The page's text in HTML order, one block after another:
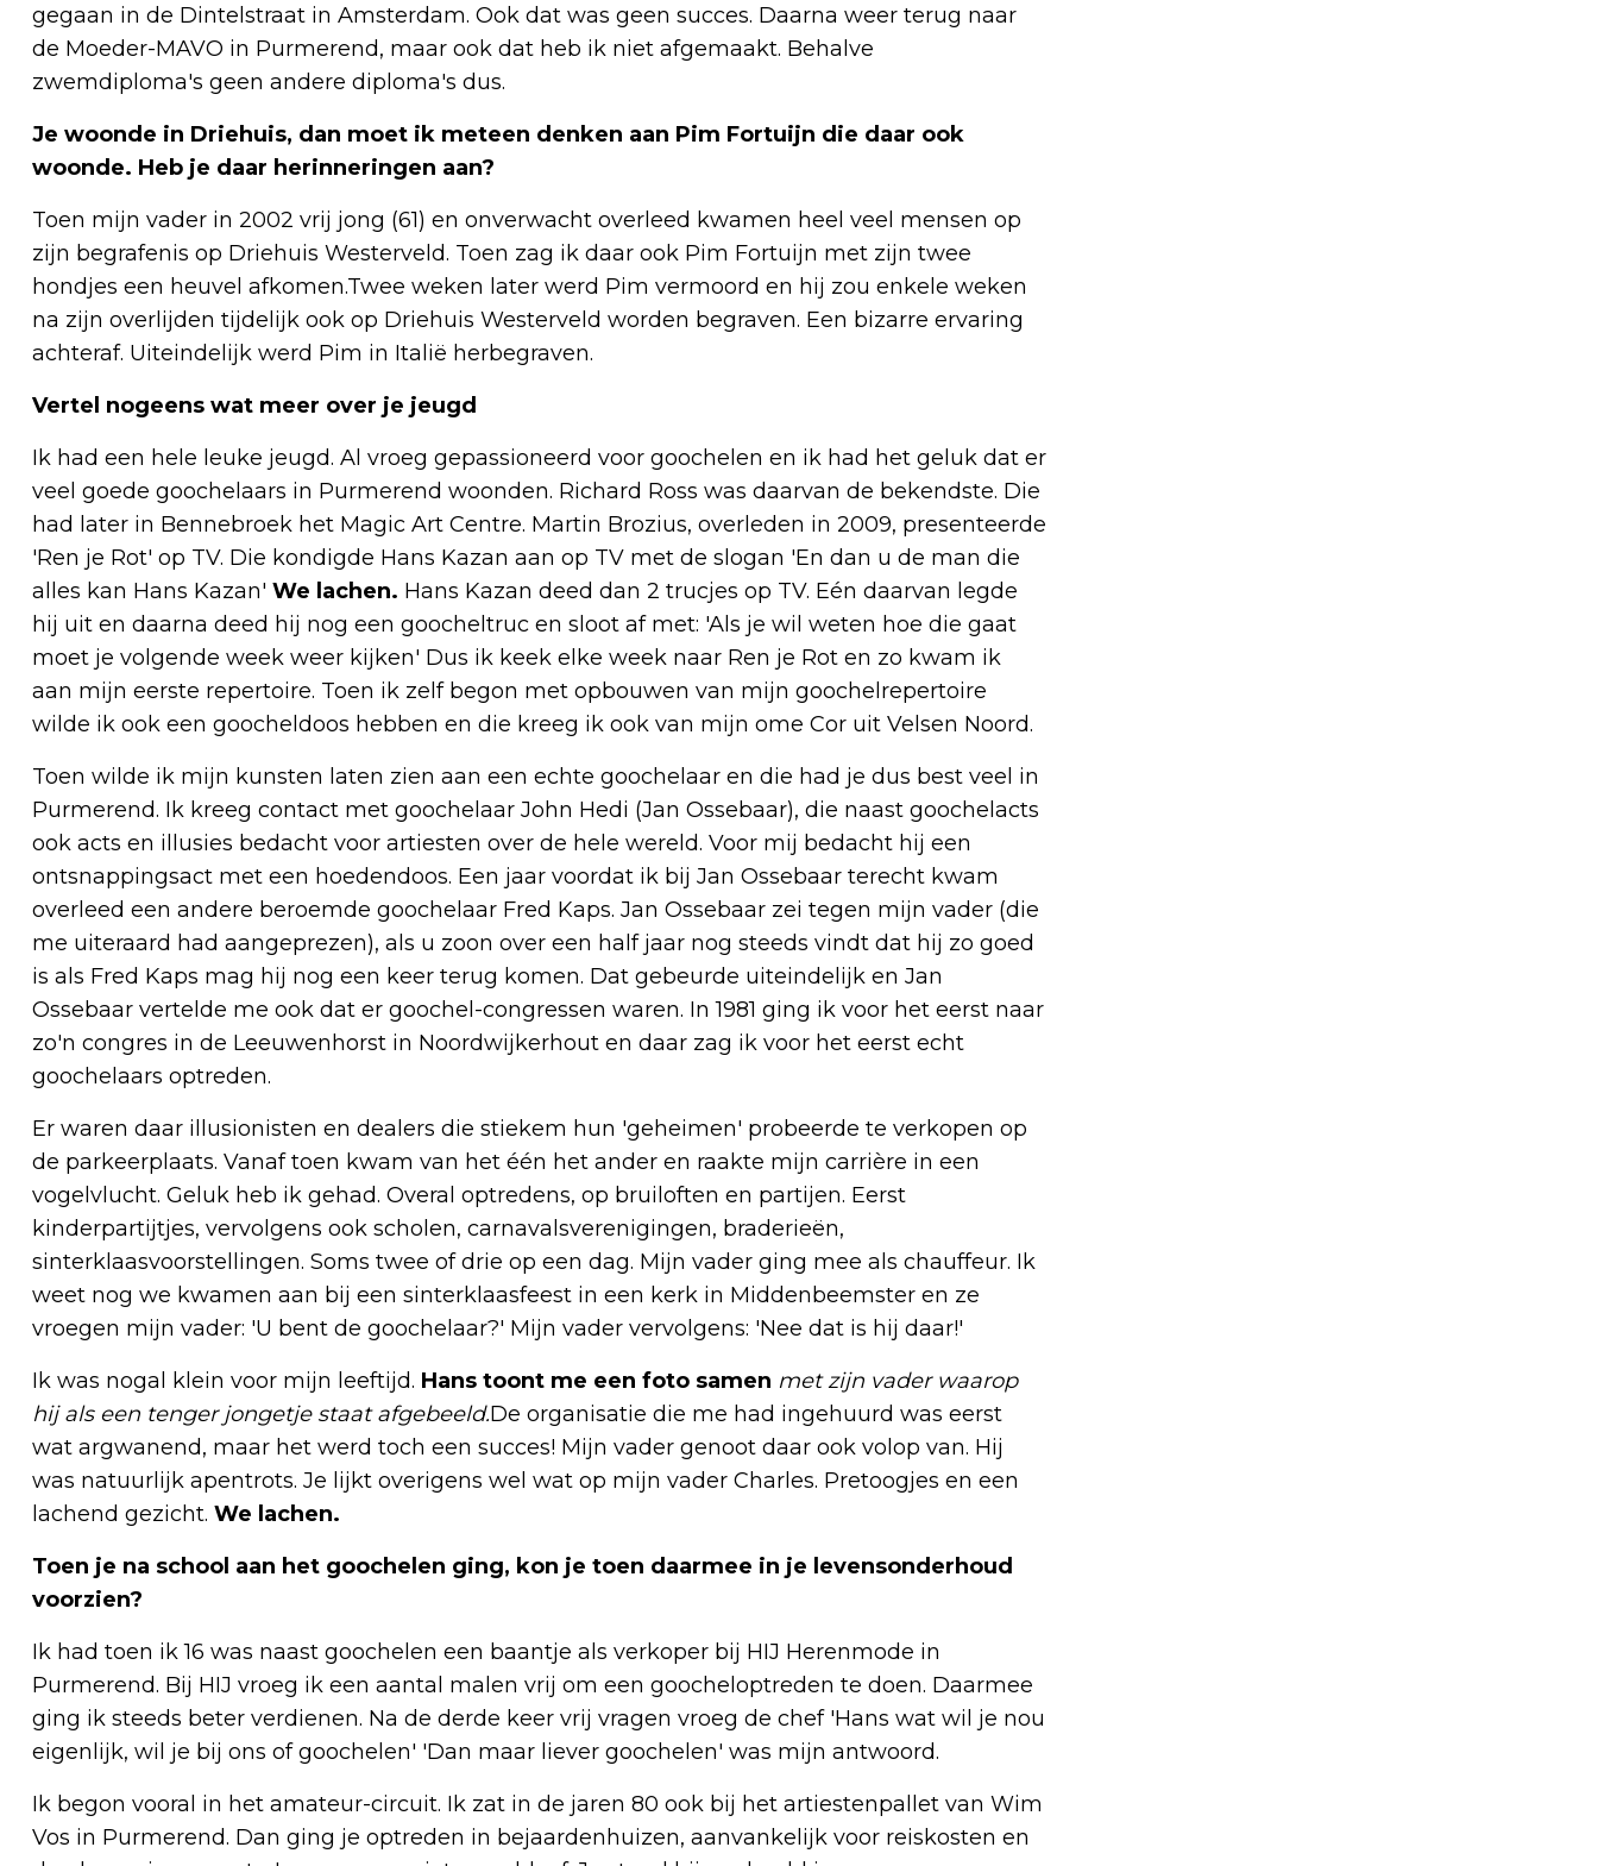
gegaan in de Dintelstraat in Amsterdam. Ook dat was geen succes. Daarna weer terug naar
de Moeder-MAVO in Purmerend, maar ook dat heb ik niet afgemaakt. Behalve
zwemdiploma's geen andere diploma's dus.
Je woonde in Driehuis, dan moet ik meteen denken aan Pim Fortuijn die daar ook
woonde. Heb je daar herinneringen aan?
Toen mijn vader in 2002 vrij jong (61) en onverwacht overleed kwamen heel veel mensen op
zijn begrafenis op Driehuis Westerveld. Toen zag ik daar ook Pim Fortuijn met zijn twee
hondjes een heuvel afkomen.Twee weken later werd Pim vermoord en hij zou enkele weken
na zijn overlijden tijdelijk ook op Driehuis Westerveld worden begraven. Een bizarre ervaring
achteraf. Uiteindelijk werd Pim in Italië herbegraven.
Vertel nogeens wat meer over je jeugd
Ik had een hele leuke jeugd. Al vroeg gepassioneerd voor goochelen en ik had het geluk dat er
veel goede goochelaars in Purmerend woonden. Richard Ross was daarvan de bekendste. Die
had later in Bennebroek het Magic Art Centre. Martin Brozius, overleden in 2009, presenteerde
'Ren je Rot' op TV. Die kondigde Hans Kazan aan op TV met de slogan 'En dan u de man die
alles kan Hans Kazan' We lachen. Hans Kazan deed dan 2 trucjes op TV. Eén daarvan legde
hij uit en daarna deed hij nog een goocheltruc en sloot af met: 'Als je wil weten hoe die gaat
moet je volgende week weer kijken' Dus ik keek elke week naar Ren je Rot en zo kwam ik
aan mijn eerste repertoire. Toen ik zelf begon met opbouwen van mijn goochelrepertoire
wilde ik ook een goocheldoos hebben en die kreeg ik ook van mijn ome Cor uit Velsen Noord.
Toen wilde ik mijn kunsten laten zien aan een echte goochelaar en die had je dus best veel in
Purmerend. Ik kreeg contact met goochelaar John Hedi (Jan Ossebaar), die naast goochelacts
ook acts en illusies bedacht voor artiesten over de hele wereld. Voor mij bedacht hij een
ontsnappingsact met een hoedendoos. Een jaar voordat ik bij Jan Ossebaar terecht kwam
overleed een andere beroemde goochelaar Fred Kaps. Jan Ossebaar zei tegen mijn vader (die
me uiteraard had aangeprezen), als u zoon over een half jaar nog steeds vindt dat hij zo goed
is als Fred Kaps mag hij nog een keer terug komen. Dat gebeurde uiteindelijk en Jan
Ossebaar vertelde me ook dat er goochel-congressen waren. In 1981 ging ik voor het eerst naar
zo'n congres in de Leeuwenhorst in Noordwijkerhout en daar zag ik voor het eerst echt
goochelaars optreden.
Er waren daar illusionisten en dealers die stiekem hun 'geheimen' probeerde te verkopen op
de parkeerplaats. Vanaf toen kwam van het één het ander en raakte mijn carrière in een
vogelvlucht. Geluk heb ik gehad. Overal optredens, op bruiloften en partijen. Eerst
kinderpartijtjes, vervolgens ook scholen, carnavalsverenigingen, braderieën,
sinterklaasvoorstellingen. Soms twee of drie op een dag. Mijn vader ging mee als chauffeur. Ik
weet nog we kwamen aan bij een sinterklaasfeest in een kerk in Middenbeemster en ze
vroegen mijn vader: 'U bent de goochelaar?' Mijn vader vervolgens: 'Nee dat is hij daar!'
Ik was nogal klein voor mijn leeftijd. Hans toont me een foto samen met zijn vader waarop
hij als een tenger jongetje staat afgebeeld.De organisatie die me had ingehuurd was eerst
wat argwanend, maar het werd toch een succes! Mijn vader genoot daar ook volop van. Hij
was natuurlijk apentrots. Je lijkt overigens wel wat op mijn vader Charles. Pretoogjes en een
lachend gezicht. We lachen.
Toen je na school aan het goochelen ging, kon je toen daarmee in je levensonderhoud
voorzien?
Ik had toen ik 16 was naast goochelen een baantje als verkoper bij HIJ Herenmode in
Purmerend. Bij HIJ vroeg ik een aantal malen vrij om een goocheloptreden te doen. Daarmee
ging ik steeds beter verdienen. Na de derde keer vrij vragen vroeg de chef 'Hans wat wil je nou
eigenlijk, wil je bij ons of goochelen' 'Dan maar liever goochelen' was mijn antwoord.
Ik begon vooral in het amateur-circuit. Ik zat in de jaren 80 ook bij het artiestenpallet van Wim
Vos in Purmerend. Dan ging je optreden in bejaardenhuizen, aanvankelijk voor reiskosten en